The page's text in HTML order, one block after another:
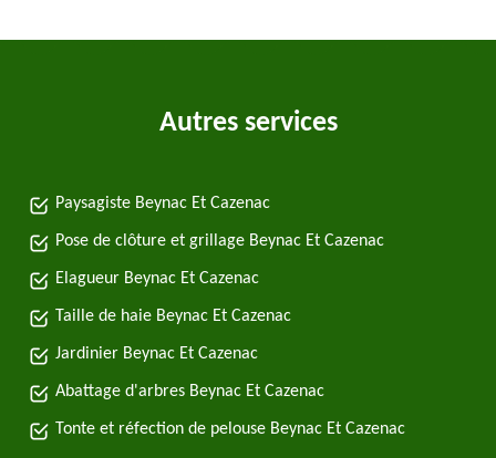
Autres services
Paysagiste Beynac Et Cazenac
Pose de clôture et grillage Beynac Et Cazenac
Elagueur Beynac Et Cazenac
Taille de haie Beynac Et Cazenac
Jardinier Beynac Et Cazenac
Abattage d'arbres Beynac Et Cazenac
Tonte et réfection de pelouse Beynac Et Cazenac